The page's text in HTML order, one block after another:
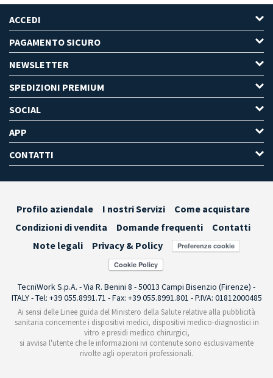
ACCEDI
PAGAMENTO SICURO
NEWSLETTER
SPEDIZIONI PREMIUM
SOCIAL
APP
CONTATTI
Profilo aziendale I nostri Servizi
Come acquistare
Condizioni di vendita
Domande frequenti
Contatti
Note legali
Privacy & Policy Preferenze cookie
TecniWork S.p.A. - Via R. Benini 8 - 50013 Campi Bisenzio (Firenze) -
ITALY - Tel: +39 055.8991.71 - Fax: +39 055.8991.801 - P.IVA: 01812000485
Ai sensi delle Linee guida del Ministero della Salute relative alla pubblicità
sanitaria concernente i dispositivi medici, dispositivi medico-diagnostici in
vitro e presidi medico chirurgici,
si avvisa l'utente che le informazioni ivi contenute sono esclusivamente
rivolte agli operatori professionali.